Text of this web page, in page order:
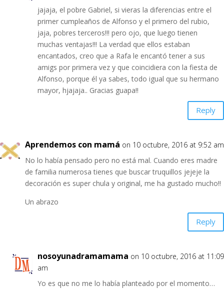
jajaja, el pobre Gabriel, si vieras la diferencias entre el
primer cumpleaños de Alfonso y el primero del rubio,
jaja, pobres terceros!!! pero ojo, que luego tienen
muchas ventajas!!! La verdad que ellos estaban
encantados, creo que a Rafa le encantó tener a sus
amigs por primera vez y que coincidiera con la fiesta de
Alfonso, porque él ya sabes, todo igual que su hermano
mayor, hjajaja.. Gracias guapa!!
Reply
Aprendemos con mamá on 10 octubre, 2016 at 9:52 am
No lo había pensado pero no está mal. Cuando eres madre
de familia numerosa tienes que buscar truquillos jejeje la
decoración es super chula y original, me ha gustado mucho!!
Un abrazo
Reply
nosoyunadramamama on 10 octubre, 2016 at 11:09
am
Yo es que no me lo había planteado por el momento…